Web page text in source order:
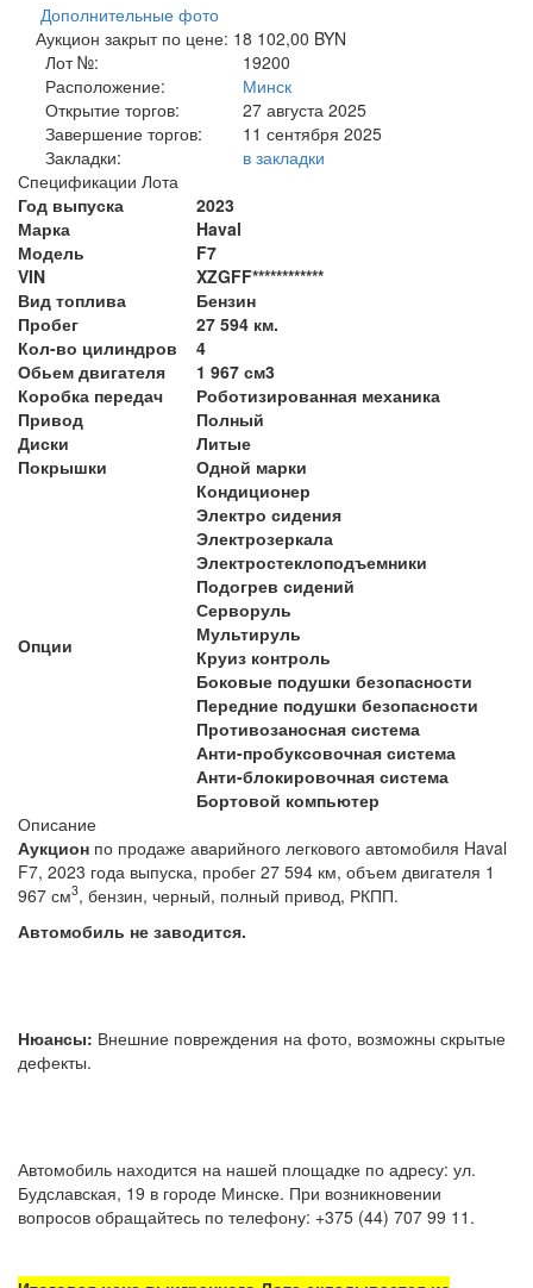
Дополнительные фото
Аукцион закрыт по цене: 18 102,00 BYN
Лот №:
19200
Расположение:
Минск
Открытие торгов:
27 августа 2025
Завершение торгов:
11 сентября 2025
Закладки:
в закладки
Спецификации Лота
Год выпуска
2023
Марка
Haval
Модель
F7
VIN
XZGFF************
Вид топлива
Бензин
Пробег
27 594 км.
Кол-во цилиндров
4
Обьем двигателя
1 967 см3
Коробка передач
Роботизированная механика
Привод
Полный
Диски
Литые
Покрышки
Одной марки
Опции
Кондиционер
Электро сидения
Электрозеркала
Электростеклоподъемники
Подогрев сидений
Серворуль
Мультируль
Круиз контроль
Боковые подушки безопасности
Передние подушки безопасности
Противозаносная система
Анти-пробуксовочная система
Анти-блокировочная система
Бортовой компьютер
Описание
Аукцион по продаже аварийного легкового автомобиля Haval
F7, 2023 года выпуска, пробег 27 594 км, объем двигателя 1
967 см3, бензин, черный, полный привод, РКПП.
Автомобиль не заводится.
Нюансы: Внешние повреждения на фото, возможны скрытые
дефекты.
Автомобиль находится на нашей площадке по адресу: ул.
Будславская, 19 в городе Минске. При возникновении
вопросов обращайтесь по телефону: +375 (44) 707 99 11.